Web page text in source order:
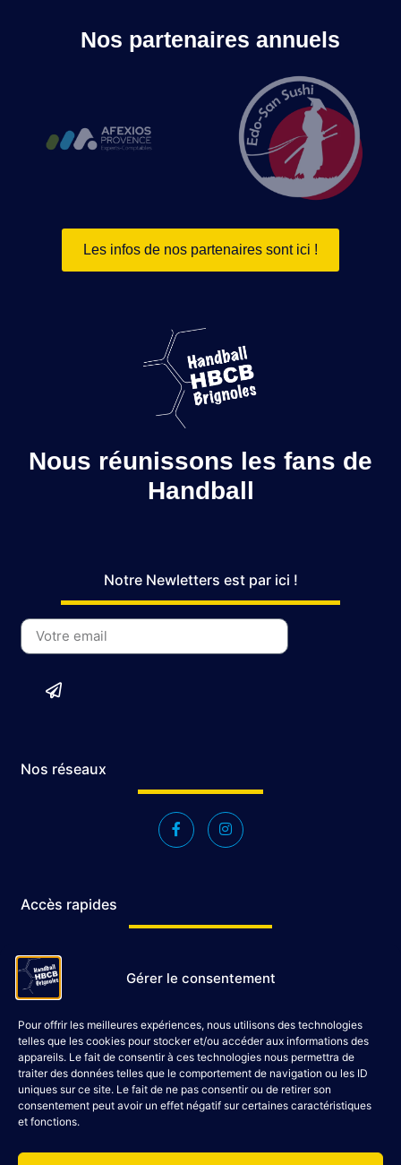
Gérer le consentement
Pour offrir les meilleures expériences, nous utilisons des technologies
telles que les cookies pour stocker et/ou accéder aux informations des
appareils. Le fait de consentir à ces technologies nous permettra de
traiter des données telles que le comportement de navigation ou les ID
uniques sur ce site. Le fait de ne pas consentir ou de retirer son
consentement peut avoir un effet négatif sur certaines caractéristiques
et fonctions.
Nos partenaires annuels
Les infos de nos partenaires sont ici !
Nous réunissons les fans de
Handball
Notre Newletters est par ici !
Nos réseaux
Accès rapides
Le Club
Shop
Contact
Dites bonjour !